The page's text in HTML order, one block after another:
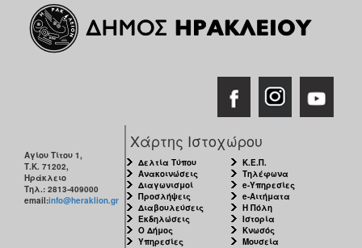
Αγίου Τίτου 1,
Τ.Κ. 71202,
Ηράκλειο
Τηλ.: 2813-409000
email:info@heraklion.gr
Χάρτης Ιστοχώρου
Δελτία Τύπου
Ανακοινώσεις
Διαγωνισμοί
Προσλήψεις
Διαβουλεύσεις
Εκδηλώσεις
Ο Δήμος
Υπηρεσίες
Κ.Ε.Π.
Τηλέφωνα
e-Υπηρεσίες
e-Αιτήματα
Η Πόλη
Ιστορία
Κνωσός
Μουσεία